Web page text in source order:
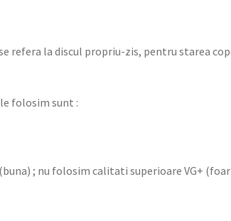
refera la discul propriu-zis, pentru starea
folosim sunt :
; nu folosim calitati superioare VG+